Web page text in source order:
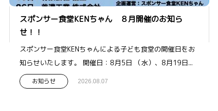
スポンサー食堂KENちゃん ８月開催のお知ら
せ！！
スポンサー食堂KENちゃんによる子ども食堂の開催日をお
知らせいたします。 開催日：8月5日 （水）、8月19日...
お知らせ 2026.08.07